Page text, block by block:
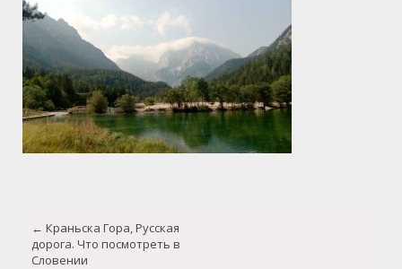
navigation
← Краньска Гора, Русская
дорога. Что посмотреть в
Словении